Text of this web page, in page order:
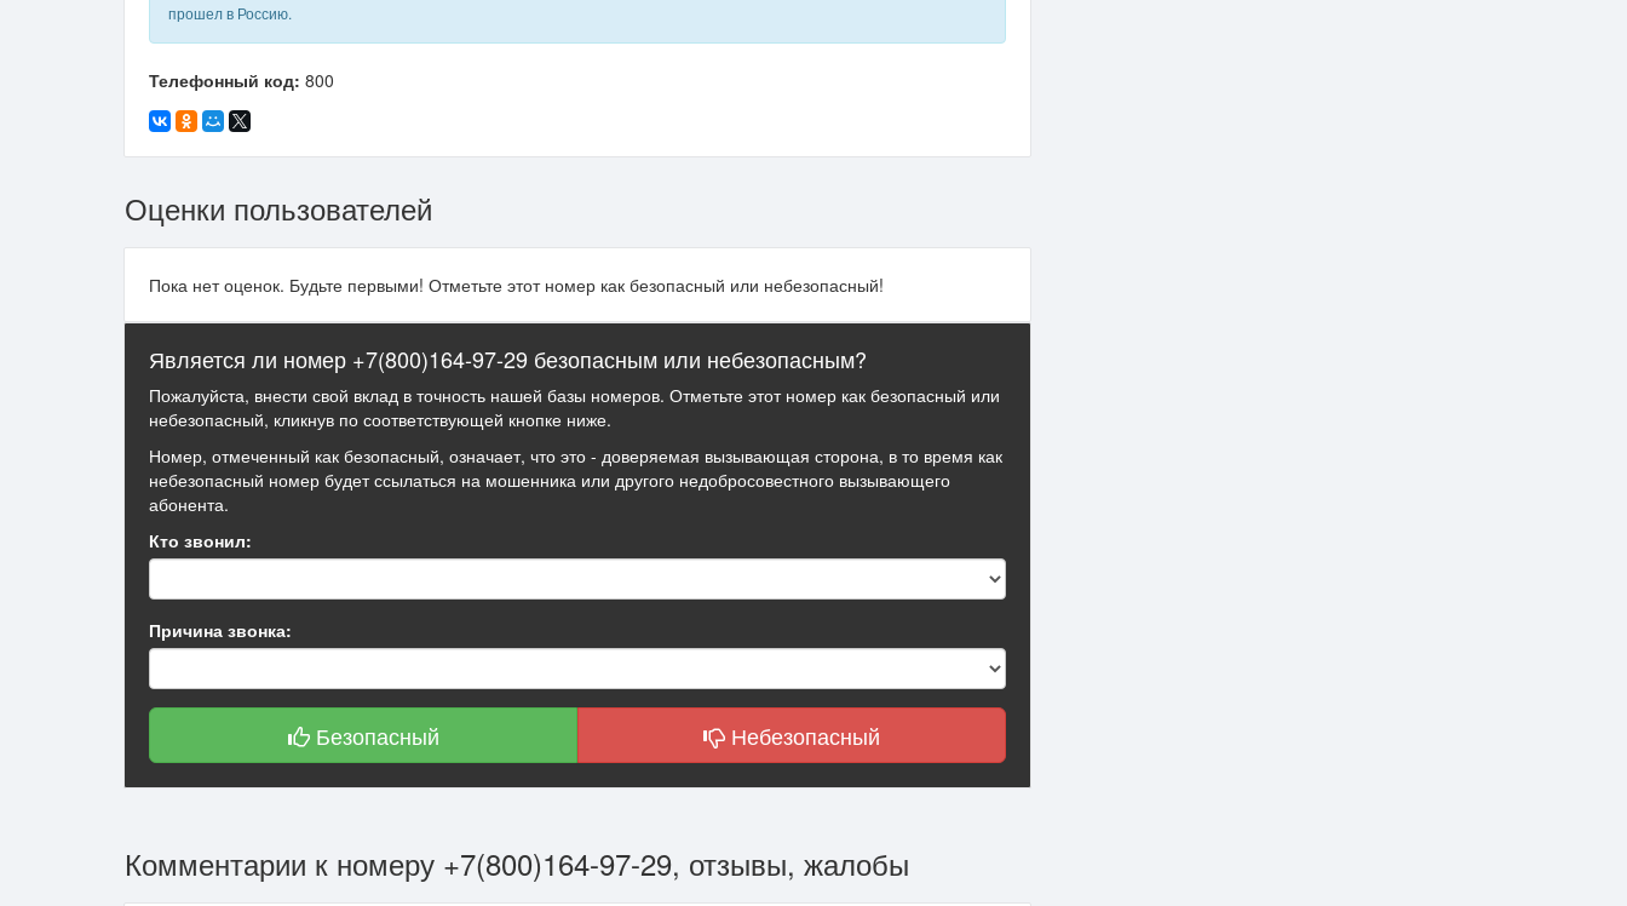
прошел в Россию.
Телефонный код: 800
Оценки пользователей
Пока нет оценок. Будьте первыми! Отметьте этот номер как безопасный или небезопасный!
Является ли номер +7(800)164-97-29 безопасным или небезопасным?
Пожалуйста, внести свой вклад в точность нашей базы номеров. Отметьте этот номер как безопасный или
небезопасный, кликнув по соответствующей кнопке ниже.
Номер, отмеченный как безопасный, означает, что это - доверяемая вызывающая сторона, в то время как
небезопасный номер будет ссылаться на мошенника или другого недобросовестного вызывающего
абонента.
Кто звонил:
Причина звонка:
Безопасный Небезопасный
Комментарии к номеру +7(800)164-97-29, отзывы, жалобы